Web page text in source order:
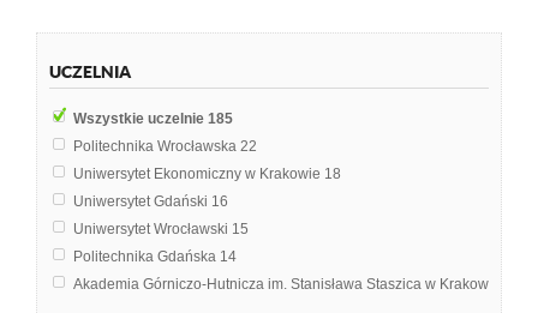
Ekologia i ochrona przyrody
UCZELNIA
Wszystkie uczelnie 185
Politechnika Wrocławska 22
Uniwersytet Ekonomiczny w Krakowie 18
Uniwersytet Gdański 16
Uniwersytet Wrocławski 15
Politechnika Gdańska 14
Akademia Górniczo-Hutnicza im. Stanisława Staszica w Krakowie